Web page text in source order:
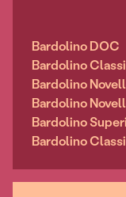
Bardolino DOC
Bardolino
Bardolino
Bardolino
Bardolino
Bardolino